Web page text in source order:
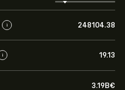
i 248104.38
i 19.13
3.19B‎€‎